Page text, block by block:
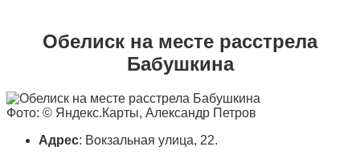
Обелиск на месте расстрела
Бабушкина
Фото: © Яндекс.Карты, Александр Петров
Адрес: Вокзальная улица, 22.